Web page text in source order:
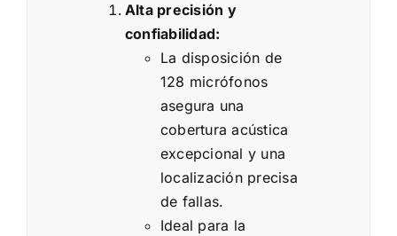
Alta precisión y
confiabilidad:
La disposición de
128 micrófonos
asegura una
cobertura acústica
excepcional y una
localización precisa
de fallas.
Ideal para la